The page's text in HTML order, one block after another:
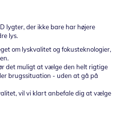
lygter, der ikke bare har højere
lys.
om lyskvalitet og fokusteknologier,
det muligt at vælge den helt rigtige
brugssituation - uden at gå på
vil vi klart anbefale dig at vælge